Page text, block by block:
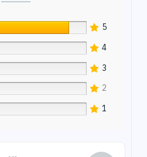
5
4
3
2
1